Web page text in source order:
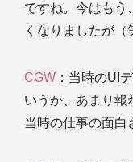
ですね。今はもう
くなりましたが（
CGW ：当時のUI
いうか、あまり報
当時の仕事の面白